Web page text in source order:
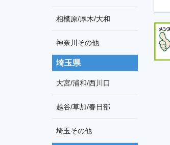
相模原/厚木/大和
神奈川その他
埼玉県
大宮/浦和/西川口
越谷/草加/春日部
埼玉その他